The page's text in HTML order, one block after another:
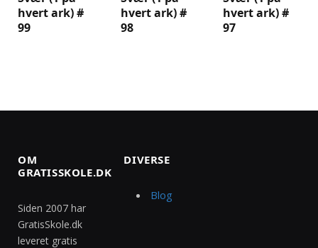
hvert ark) #
99
hvert ark) #
98
hvert ark) #
97
OM
GRATISSKOLE.DK
Siden 2007 har
GratisSkole.dk
leveret gratis
DIVERSE
Blog